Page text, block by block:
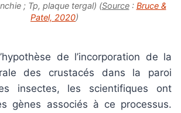
; Tp, plaque tergal) (Source: Bruce &
Patel, 2020)
de l’incorporation de la
des crustacés dans la paroi
insectes, les scientifiques ont
gènes associés à ce processus.